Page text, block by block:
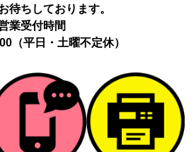
待ちしております。
業受付時間
（平日・土曜不定休）